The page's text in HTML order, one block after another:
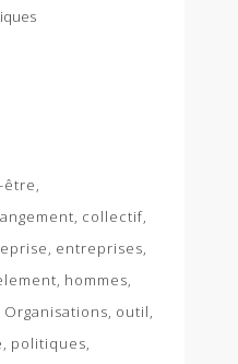
être
collectif
entreprises
hommes
Organisations outil
politiques